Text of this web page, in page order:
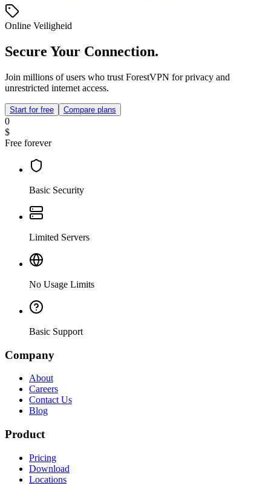
Online Veiligheid
Secure Your Connection.
Join millions of users who trust ForestVPN for privacy and
unrestricted internet access.
Start for free Compare plans
0
$
Free forever
Basic Security
Limited Servers
No Usage Limits
Basic Support
Company
About
Careers
Contact Us
Blog
Product
Pricing
Download
Locations